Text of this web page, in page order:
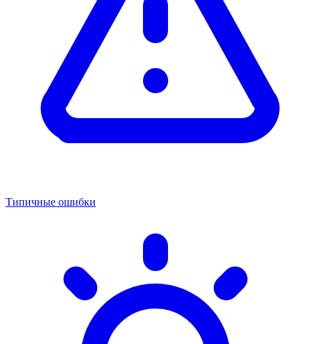
Типичные ошибки